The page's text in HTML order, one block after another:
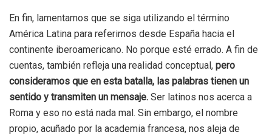
En fin, lamentamos que se siga utilizando el término
América Latina para referirnos desde España hacia el
continente iberoamericano. No porque esté errado. A fin de
cuentas, también refleja una realidad conceptual, pero
consideramos que en esta batalla, las palabras tienen un
sentido y transmiten un mensaje. Ser latinos nos acerca a
Roma y eso no está nada mal. Sin embargo, el nombre
propio, acuñado por la academia francesa, nos aleja de